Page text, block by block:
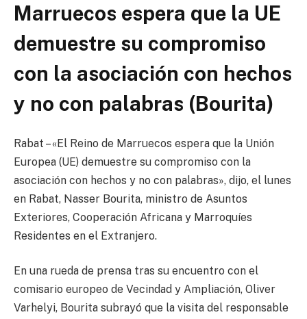
Marruecos espera que la UE
demuestre su compromiso
con la asociación con hechos
y no con palabras (Bourita)
Rabat – «El Reino de Marruecos espera que la Unión
Europea (UE) demuestre su compromiso con la
asociación con hechos y no con palabras», dijo, el lunes
en Rabat, Nasser Bourita, ministro de Asuntos
Exteriores, Cooperación Africana y Marroquíes
Residentes en el Extranjero.
En una rueda de prensa tras su encuentro con el
comisario europeo de Vecindad y Ampliación, Oliver
Varhelyi, Bourita subrayó que la visita del responsable